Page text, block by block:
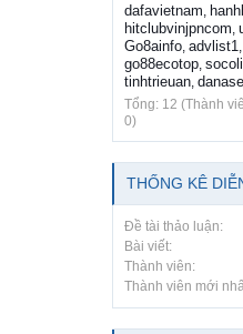
dafavietnam
hitclubvinjpncom
Go8ainfo advlist1
go88ecotop
tinhtrieuan
Tổng: 12 (Thành
0)
THỐNG KÊ
Đề tài thảo luận:
Bài viết:
Thành viên:
Thành viên mới